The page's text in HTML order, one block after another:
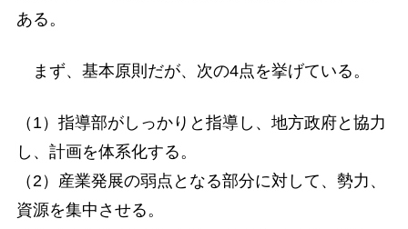
ある。
まず、基本原則だが、次の4点を挙げている。
（1）指導部がしっかりと指導し、地方政府と協力
し、計画を体系化する。
（2）産業発展の弱点となる部分に対して、勢力、
資源を集中させる。